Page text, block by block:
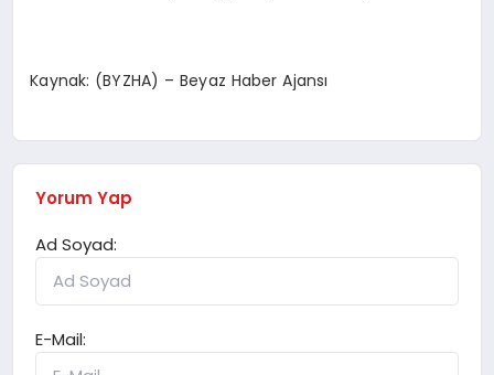
Kaynak: (BYZHA) – Beyaz Haber Ajansı
Yorum Yap
Ad Soyad:
E-Mail: